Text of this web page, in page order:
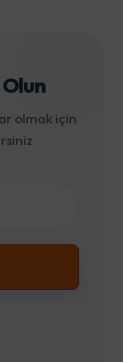
olmak için